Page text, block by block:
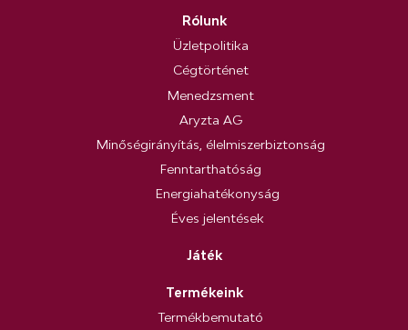
Rólunk
Üzletpolitika
Cégtörténet
Menedzsment
Aryzta AG
Minőségirányítás, élelmiszerbiztonság
Fenntarthatóság
Energiahatékonyság
Éves jelentések
Játék
Termékeink
Termékbemutató